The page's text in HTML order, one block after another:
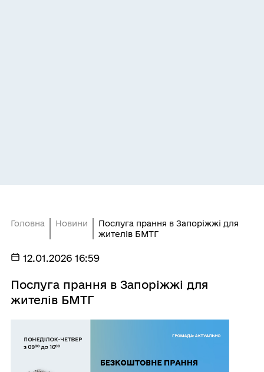
Головна Новини
Послуга прання в Запоріжжі для
жителів БМТГ
12.01.2026 16:59
Послуга прання в Запоріжжі для
жителів БМТГ